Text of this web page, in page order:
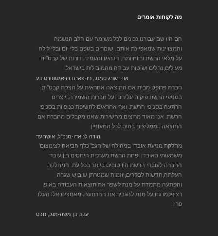
מה לקוחות אומרים
הם היו שם עבורנו,נכונים לכל משימה עם הלב הנשמה
והמצויינות שמאפיינת אותם. שומרים בגופם בלי יום ובלי לילה
על מלאי הרשת ורווחיותה. הנהיגו והעמידו דורות של קבט"ים
מעולים,נהלים ושיטות עבודה מהמובילות בישראל.
אודי שניג סמנכ, ניו-פארם דראגסטורס בע
חברת פרופט מבית אם התוצאה אחראית על הצבת קבט"ים
בסניפי הרשת פיקוח עליהם ועל חברות השמירה.ויוצרים
הרתעה בסניפי הרשת. ואף אחראים לחשיפת כנופיות בסניפי
הרשת. אנו מאוד מרוצים מהשירות שאנו מקבלים מחברת אם
התוצאה .וממליצים בחום לכל המעוניין
יהודה לניאדו-מנכ"ל, אושר עד
מחלקת מניעת אובדן בניהולה של הגב' כלף הביאה לצימצום
משמעותי באובדן ופחת הרשת.מערכות היחסים בין עובדי
החברה לעובדי הרשת היו טובים ביותר בכל עת. המחלקה
העלתה,חדשות לבקרים,יוזמות שמטרתן שיבוש שגרה
והפתעה מתמדת על מנת לשפר את תוצאות העבודה באופן
רציףכמו גם על מנת להגביר את ההרתעה. מאמצים אלו העלו
פרי.
יעקב בן משה-מנכ, חבס